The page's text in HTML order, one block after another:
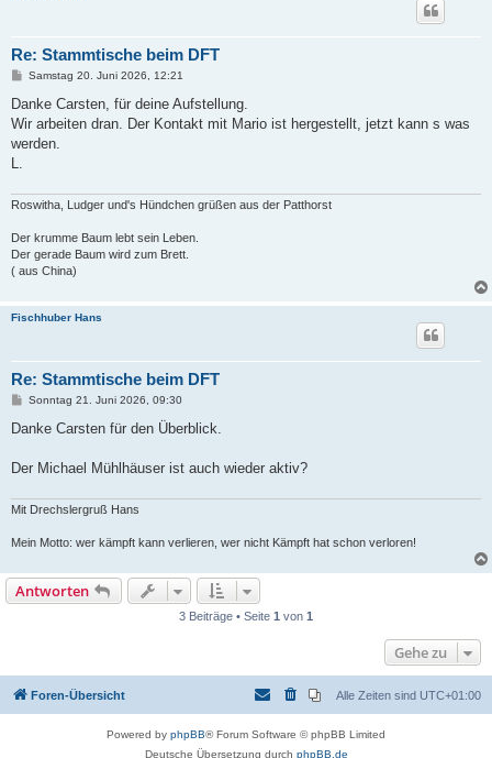
Re: Stammtische beim DFT
B
i
r
a
Samstag 20. Juni 2026, 12:21
Danke Carsten, für deine Aufstellung.
Wir arbeiten dran. Der Kontakt mit Mario ist hergestellt, jetzt kann s was
werden.
L.
Roswitha, Ludger und's Hündchen grüßen aus der Patthorst
Der krumme Baum lebt sein Leben.
Der gerade Baum wird zum Brett.
( aus China)
Fischhuber Hans
Re: Stammtische beim DFT
B
i
a
Sonntag 21. Juni 2026, 09:30
Danke Carsten für den Überblick.
Der Michael Mühlhäuser ist auch wieder aktiv?
Mit Drechslergruß Hans
Mein Motto: wer kämpft kann verlieren, wer nicht Kämpft hat schon verloren!
Antworten
3 Beiträge • Seite 1 von 1
Gehe zu
Foren-Übersicht Alle Zeiten sind UTC+01:00
Powered by phpBB® Forum Software © phpBB Limited
Deutsche Übersetzung durch phpBB.de